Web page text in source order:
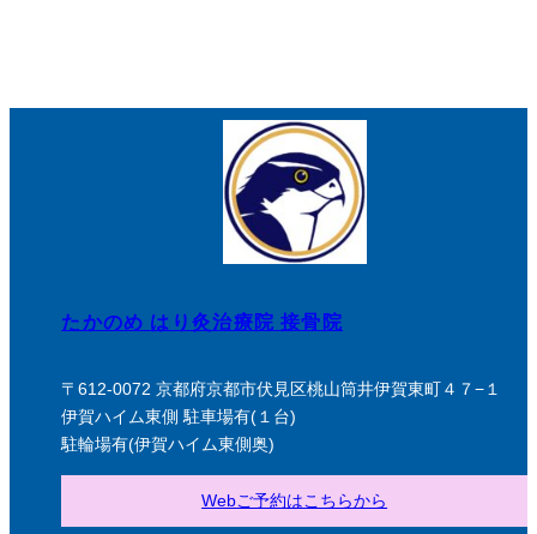
たかのめ はり灸治療院 接骨院
〒612-0072 京都府京都市伏見区桃山筒井伊賀東町４７−１
伊賀ハイム東側 駐車場有(１台)
駐輪場有(伊賀ハイム東側奥)
Webご予約はこちらから